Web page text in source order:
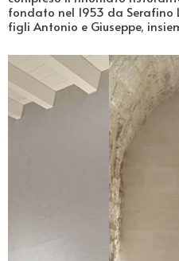
fondato nel 1953 da Serafino
figli Antonio e Giuseppe,